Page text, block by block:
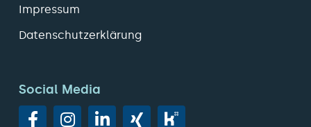
Impressum
Datenschutzerklärung
Social Media